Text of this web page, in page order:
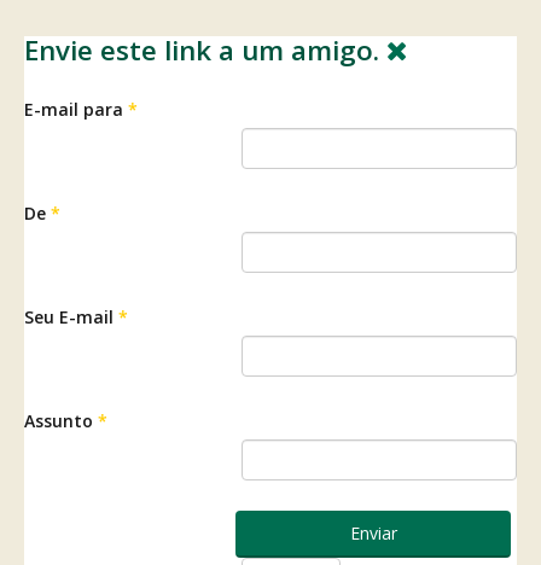
Envie este link a um amigo.
E-mail para *
De *
Seu E-mail *
Assunto *
Enviar